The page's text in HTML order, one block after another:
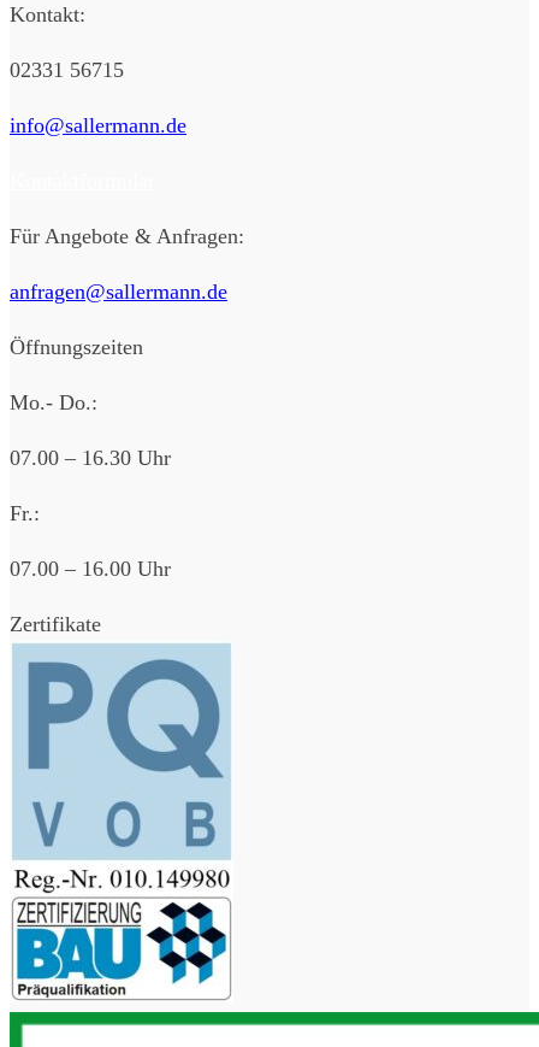
Kontakt:
02331 56715
info@sallermann.de
Für Angebote & Anfragen:
anfragen@sallermann.de
Öffnungszeiten
Mo.- Do.:
07.00 – 16.30 Uhr
Fr.:
07.00 – 16.00 Uhr
Zertifikate